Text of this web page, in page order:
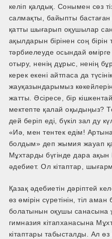
келіп қалдық. Сонымен сөз
салмақты, байыпты
қатты шығарып оқушылар
ақылдарын бірінен соң бірін
тәрбиелеуде осындай өмірге
отыру, ненің дұрыс, ненің
керек екені айтпаса да
жауқазындарымыз
жатты. Әсіресе, бір
мектепте қалай оқыдыңыз?
дей беріп еді, бүкіл зал ду
«Иә, мен тентек едім!
болдым» деп жымия жауап
Мұхтарды бүгінде дара
әдебиет. Ол кітаптар,
Қазақ әдебиетін дәріптей
өз өмірін сүретінін, тіл
болатынын оқушы санасына
гимназия кітапханасына
кітаптары табысталды. Ал өз